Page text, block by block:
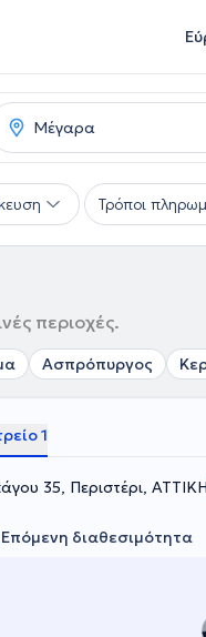
Τρόποι
περιοχές.
Ασπρόπυργος
1
35, Περιστέρι, ΑΤΤΙΚΗ
Επόμενη διαθεσιμότητα